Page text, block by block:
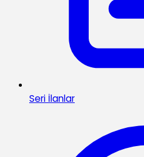
Seri İlanlar